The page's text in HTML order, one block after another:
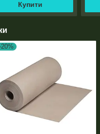
Купити